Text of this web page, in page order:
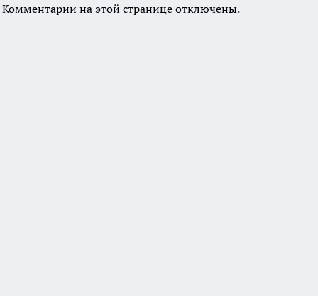
Комментарии на этой странице отключены.